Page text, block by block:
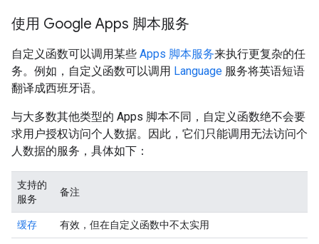
使用 Google Apps 脚本服务
自定义函数可以调用某些 Apps 脚本服务来执行更复杂的任
务。例如，自定义函数可以调用 Language 服务将英语短语
翻译成西班牙语。
与大多数其他类型的 Apps 脚本不同，自定义函数绝不会要
求用户授权访问个人数据。因此，它们只能调用无法访问个
人数据的服务，具体如下：
支持的
服务
备注
缓存 有效，但在自定义函数中不太实用